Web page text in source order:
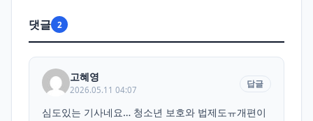
댓글 2
고혜영
2026.05.11 04:07
답글
심도있는 기사네요… 청소년 보호와 법제도ㅠ개편이